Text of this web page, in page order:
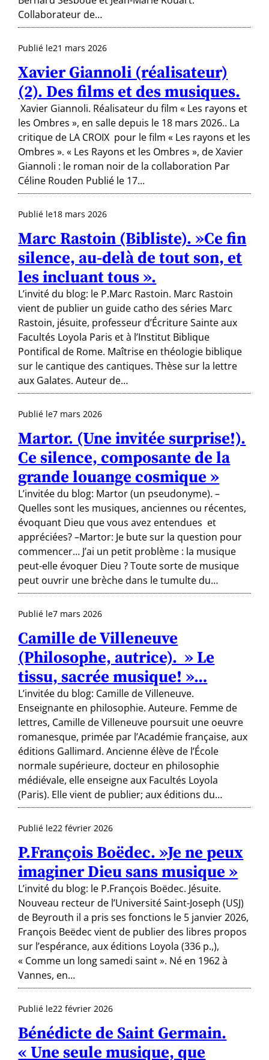
Collaborateur de…
Publié le21 mars 2026
Xavier Giannoli (réalisateur)
(2). Des films et des musiques.
Xavier Giannoli. Réalisateur du film « Les rayons et
les Ombres », en salle depuis le 18 mars 2026.. La
critique de LA CROIX pour le film « Les rayons et les
Ombres ». « Les Rayons et les Ombres », de Xavier
Giannoli : le roman noir de la collaboration Par
Céline Rouden Publié le 17…
Publié le18 mars 2026
Marc Rastoin (Bibliste). »Ce fin
silence, au-delà de tout son, et
les incluant tous ».
L’invité du blog: le P.Marc Rastoin. Marc Rastoin
vient de publier un guide catho des séries Marc
Rastoin, jésuite, professeur d’Écriture Sainte aux
Facultés Loyola Paris et à l’Institut Biblique
Pontifical de Rome. Maîtrise en théologie biblique
sur le cantique des cantiques. Thèse sur la lettre
aux Galates. Auteur de…
Publié le7 mars 2026
Martor. (Une invitée surprise!).
Ce silence, composante de la
grande louange cosmique »
L’invitée du blog: Martor (un pseudonyme). –
Quelles sont les musiques, anciennes ou récentes,
évoquant Dieu que vous avez entendues et
appréciées? –Martor: Je bute sur la question pour
commencer… J’ai un petit problème : la musique
peut-elle évoquer Dieu ? Toute sorte de musique
peut ouvrir une brèche dans le tumulte du…
Publié le7 mars 2026
Camille de Villeneuve
(Philosophe, autrice). » Le
tissu, sacrée musique! »…
L’invitée du blog: Camille de Villeneuve.
Enseignante en philosophie. Auteure. Femme de
lettres, Camille de Villeneuve poursuit une oeuvre
romanesque, primée par l’Académie française, aux
éditions Gallimard. Ancienne élève de l’École
normale supérieure, docteur en philosophie
médiévale, elle enseigne aux Facultés Loyola
(Paris). Elle vient de publier; aux éditions du…
Publié le22 février 2026
P.François Boëdec. »Je ne peux
imaginer Dieu sans musique »
L’invité du blog: le P.François Boëdec. Jésuite.
Nouveau recteur de l’Université Saint-Joseph (USJ)
de Beyrouth il a pris ses fonctions le 5 janvier 2026,
François Beëdec vient de publier des libres propos
sur l’espérance, aux éditions Loyola (336 p.,),
« Comme un long samedi saint ». Né en 1962 à
Vannes, en…
Publié le22 février 2026
Bénédicte de Saint Germain.
« Une seule musique, que